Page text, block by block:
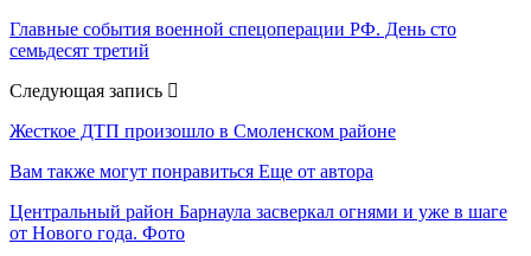
Главные события военной спецоперации РФ. День сто
семьдесят третий
Следующая запись
Жесткое ДТП произошло в Смоленском районе
Вам также могут понравиться Еще от автора
Центральный район Барнаула засверкал огнями и уже в шаге
от Нового года. Фото